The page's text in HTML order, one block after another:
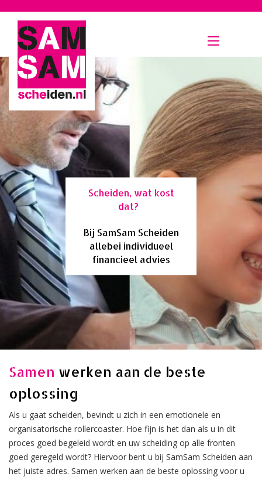
Scheiden, wat kost
dat?
Bij SamSam Scheiden
allebei individueel
financieel advies
Samen werken aan de beste
oplossing
Als u gaat scheiden, bevindt u zich in een emotionele en
organisatorische rollercoaster. Hoe fijn is het dan als u in dit
proces goed begeleid wordt en uw scheiding op alle fronten
goed geregeld wordt? Hiervoor bent u bij SamSam Scheiden aan
het juiste adres. Samen werken aan de beste oplossing voor u